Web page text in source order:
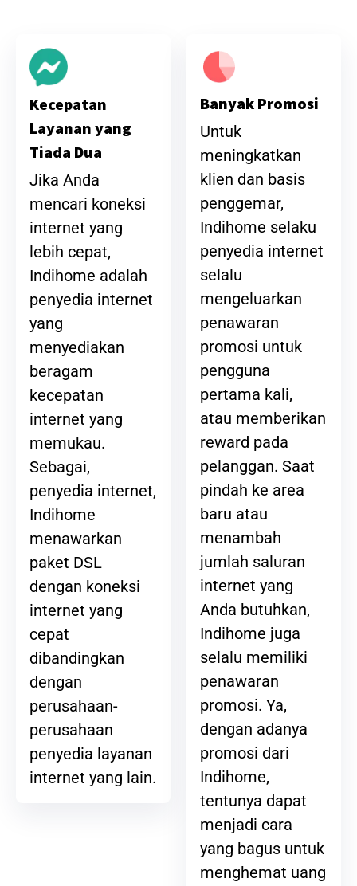
Kecepatan
Layanan yang
Tiada Dua
Jika Anda
mencari koneksi
internet yang
lebih cepat,
Indihome adalah
penyedia internet
yang
menyediakan
beragam
kecepatan
internet yang
memukau.
Sebagai,
penyedia internet,
Indihome
menawarkan
paket DSL
dengan koneksi
internet yang
cepat
dibandingkan
dengan
perusahaan-
perusahaan
penyedia layanan
internet yang lain.
Banyak Promosi
Untuk
meningkatkan
klien dan basis
penggemar,
Indihome selaku
penyedia internet
selalu
mengeluarkan
penawaran
promosi untuk
pengguna
pertama kali,
atau memberikan
reward pada
pelanggan. Saat
pindah ke area
baru atau
menambah
jumlah saluran
internet yang
Anda butuhkan,
Indihome juga
selalu memiliki
penawaran
promosi. Ya,
dengan adanya
promosi dari
Indihome,
tentunya dapat
menjadi cara
yang bagus untuk
menghemat uang